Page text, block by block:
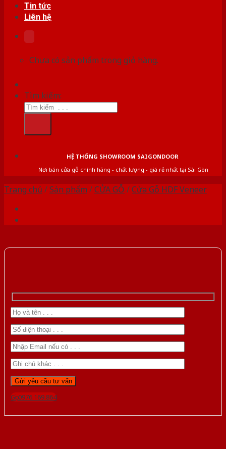
Tin tức
Liên hệ
Chưa có sản phẩm trong giỏ hàng.
Tìm kiếm:
HỆ THỐNG SHOWROOM SAIGONDOOR
Nơi bán cửa gỗ chính hãng - chất lượng - giá rẻ nhất tại Sài Gòn
Trang chủ /Sản phẩm /CỬA GỖ /Cửa Gỗ HDF Veneer
Gọi 0976.169.864